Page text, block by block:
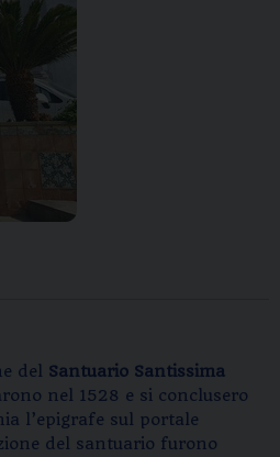
del Santuario Santissima
nel 1528 e si conclusero
l’epigrafe sul portale
del santuario furono